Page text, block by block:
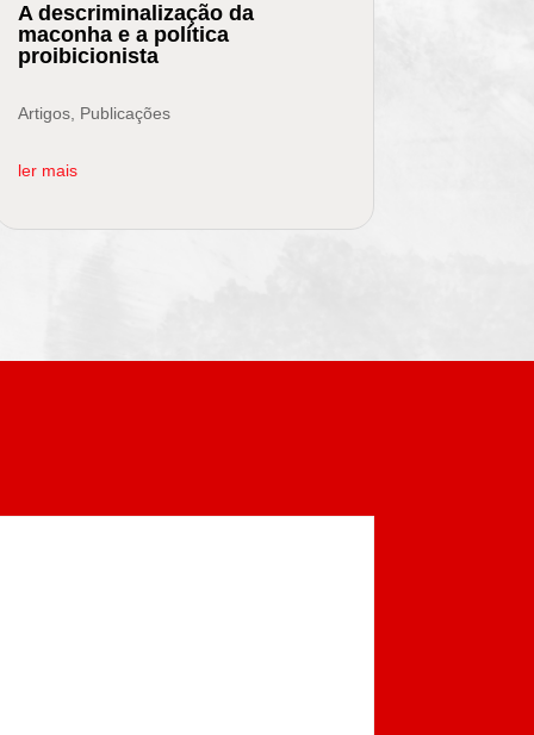
A descriminalização da
maconha e a política
proibicionista
Artigos, Publicações
ler mais